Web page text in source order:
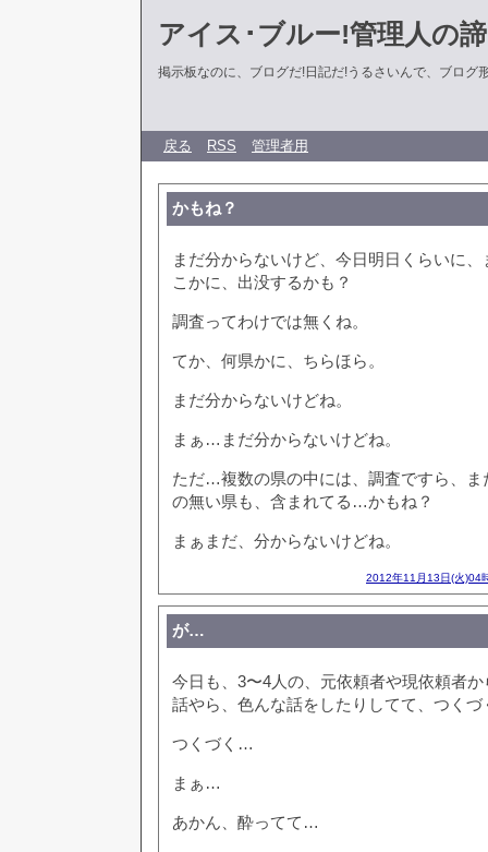
アイス･ブルー!管理人の
掲示板なのに、ブログだ!日記だ!うるさいんで、ブログ
戻る RSS 管理者用
かもね？
まだ分からないけど、今日明日くらいに
こかに、出没するかも？
調査ってわけでは無くね。
てか、何県かに、ちらほら。
まだ分からないけどね。
まぁ…まだ分からないけどね。
ただ…複数の県の中には、調査ですら、ま
の無い県も、含まれてる…かもね？
まぁまだ、分からないけどね。
2012年11月13日(火)04
が…
今日も、3〜4人の、元依頼者や現依頼者
話やら、色んな話をしたりしてて、つく
つくづく…
まぁ…
あかん、酔ってて…